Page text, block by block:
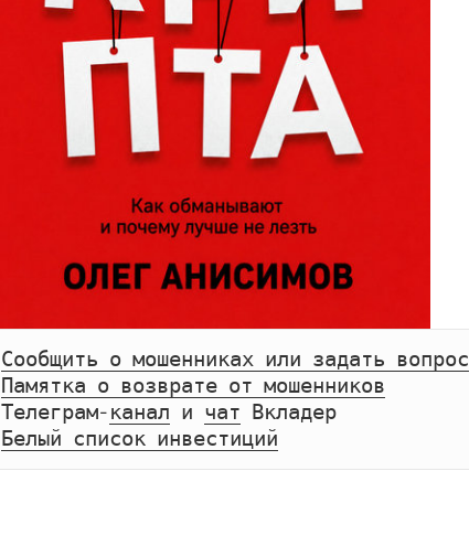
Сообщить о мошенниках или задать вопрос
Памятка о возврате от мошенников
Телеграм- канал и чат
Вкладер
Белый список инвестиций